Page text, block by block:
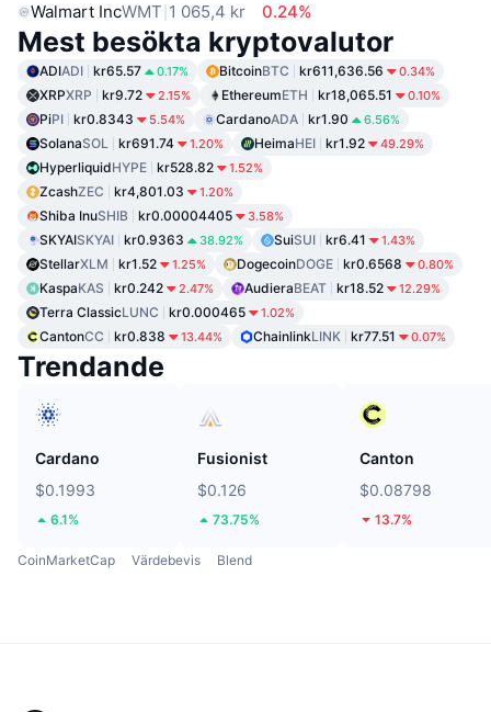
Walmart IncWMT 1 065,4 kr 0.24%
Mest besökta kryptovalutor
ADIADI kr65.57 0.17% BitcoinBTC kr611,636.56 0.34%
XRPXRP kr9.72 2.15% EthereumETH kr18,065.51 0.10%
PiPI kr0.8343 5.54% CardanoADA kr1.90 6.56%
SolanaSOL kr691.74 1.20% HeimaHEI kr1.92 49.29%
HyperliquidHYPE kr528.82 1.52%
ZcashZEC kr4,801.03 1.20%
Shiba InuSHIB kr0.00004405 3.58%
SKYAISKYAI kr0.9363 38.92% SuiSUI kr6.41 1.43%
StellarXLM kr1.52 1.25% DogecoinDOGE kr0.6568 0.80%
KaspaKAS kr0.242 2.47% AudieraBEAT kr18.52 12.29%
Terra ClassicLUNC kr0.000465 1.02%
CantonCC kr0.838 13.44% ChainlinkLINK kr77.51 0.07%
Trendande
Cardano
$0.1993
6.1%
Fusionist
$0.126
73.75%
Canton
$0.08798
13.7%
CoinMarketCap Värdebevis Blend